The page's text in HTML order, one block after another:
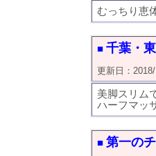
むっちり恵
■ 千葉・
更新日：
美脚スリム
ハーフマッ
■ 第一の